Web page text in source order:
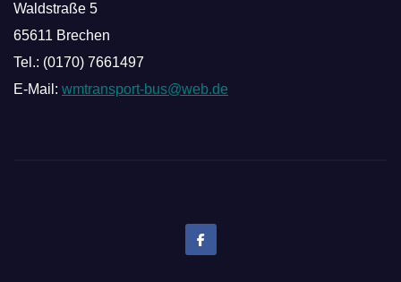
Waldstraße 5
65611 Brechen
Tel.: (0170) 7661497
E-Mail: wmtransport-bus@web.de